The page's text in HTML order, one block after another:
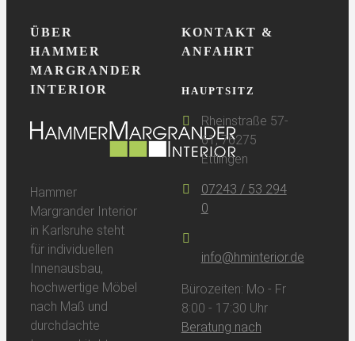
ÜBER
HAMMER
MARGRANDER
INTERIOR
Hammer
Margrander Interior
in Karlsruhe steht
für individuellen
Innenausbau,
hochwertige Möbel
nach Maß und
durchdachte
KONTAKT &
ANFAHRT
HAUPTSITZ
Rheinstraße 57-
61, 76275
Ettlingen
07243 / 53 294
0
info@hminterior.de
Bürozeiten: Mo - Fr
8:00 - 17:30 Uhr
Beratung nach